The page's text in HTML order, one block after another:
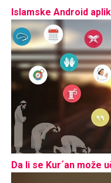
Islamske Android
Da li se Kur´an može